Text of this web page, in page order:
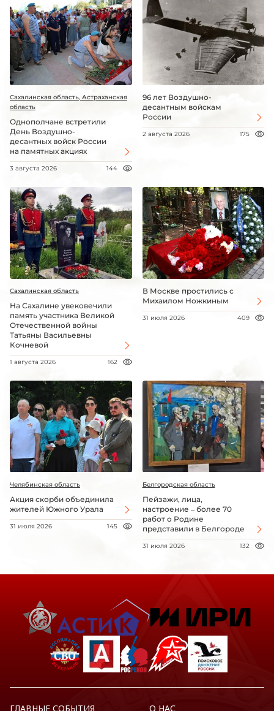
Сахалинская область, Астраханская
область
Однополчане встретили
День Воздушно-
десантных войск России
на памятных акциях
3 августа 2026 144
96 лет Воздушно-
десантным войскам
России
2 августа 2026 175
Сахалинская область
На Сахалине увековечили
память участника Великой
Отечественной войны
Татьяны Васильевны
Кочневой
1 августа 2026 162
В Москве простились с
Михаилом Ножкиным
31 июля 2026 409
Челябинская область
Акция скорби объединила
жителей Южного Урала
31 июля 2026 145
Белгородская область
Пейзажи, лица,
настроение – более 70
работ о Родине
представили в Белгороде
31 июля 2026 132
ГЛАВНЫЕ СОБЫТИЯ О НАС